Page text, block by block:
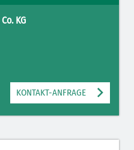
KG
KONTAKT-ANFRAGE